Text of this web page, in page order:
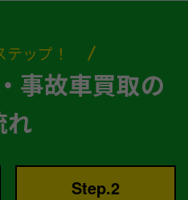
ップ！
事故車買取の
れ
Step.2